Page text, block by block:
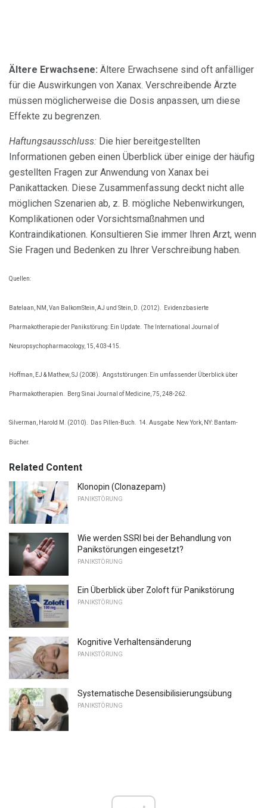
Ältere Erwachsene: Ältere Erwachsene sind oft anfälliger
für die Auswirkungen von Xanax. Verschreibende Ärzte
müssen möglicherweise die Dosis anpassen, um diese
Effekte zu begrenzen.
Haftungsausschluss: Die hier bereitgestellten
Informationen geben einen Überblick über einige der häufig
gestellten Fragen zur Anwendung von Xanax bei
Panikattacken. Diese Zusammenfassung deckt nicht alle
möglichen Szenarien ab, z. B. mögliche Nebenwirkungen,
Komplikationen oder Vorsichtsmaßnahmen und
Kontraindikationen. Konsultieren Sie immer Ihren Arzt, wenn
Sie Fragen und Bedenken zu Ihrer Verschreibung haben.
Quellen:
Batelaan, NM, Van BalkomStein, AJ und Stein, D. (2012). Evidenzbasierte
Pharmakotherapie der Panikstörung: Ein Update. The International Journal of
Neuropsychopharmacology, 15, 403-415.
Hoffman, EJ & Mathew, SJ (2008). Angststörungen: Ein umfassender Überblick über
Pharmakotherapien. Berg Sinai Journal of Medicine, 75, 248-262.
Silverman, Harold M. (2010). Das Pillen-Buch. 14. Ausgabe New York, NY: Bantam-
Bücher.
Related Content
Klonopin (Clonazepam)
PANIKSTÖRUNG
Wie werden SSRI bei der Behandlung von
Panikstörungen eingesetzt?
PANIKSTÖRUNG
Ein Überblick über Zoloft für Panikstörung
PANIKSTÖRUNG
Kognitive Verhaltensänderung
PANIKSTÖRUNG
Systematische Desensibilisierungsübung
PANIKSTÖRUNG